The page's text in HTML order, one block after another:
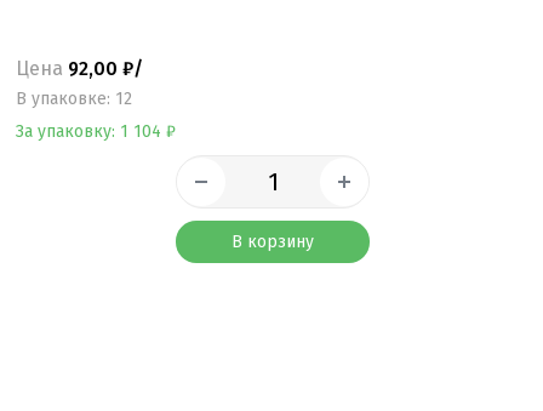
Цена 92,00 ₽/
B упаковке: 12
За упаковку: 1 104 ₽
В корзину